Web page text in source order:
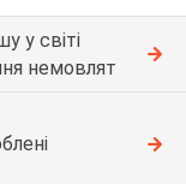
у світі
немовлят